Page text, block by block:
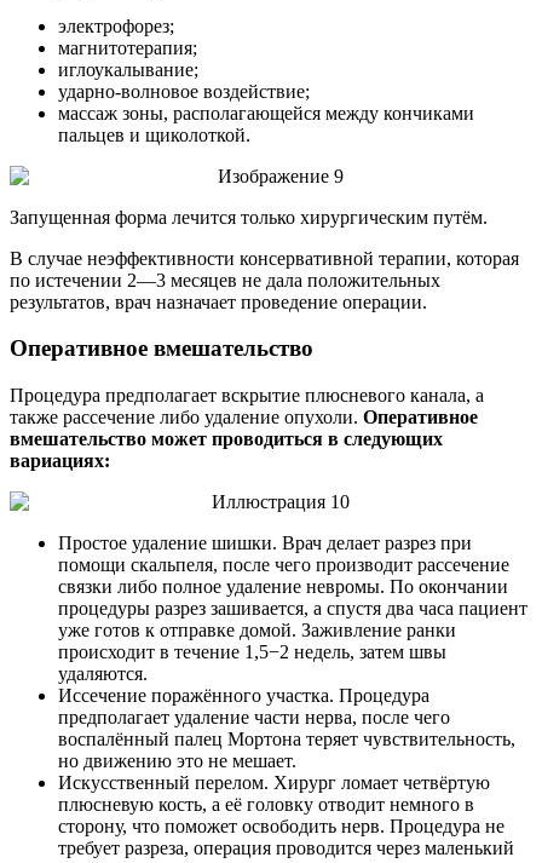
электрофорез;
магнитотерапия;
иглоукалывание;
ударно-волновое воздействие;
массаж зоны, располагающейся между кончиками
пальцев и щиколоткой.
Запущенная форма лечится только хирургическим путём.
В случае неэффективности консервативной терапии, которая
по истечении 2—3 месяцев не дала положительных
результатов, врач назначает проведение операции.
Оперативное вмешательство
Процедура предполагает вскрытие плюсневого канала, а
также рассечение либо удаление опухоли. Оперативное
вмешательство может проводиться в следующих
вариациях:
Простое удаление шишки. Врач делает разрез при
помощи скальпеля, после чего производит рассечение
связки либо полное удаление невромы. По окончании
процедуры разрез зашивается, а спустя два часа пациент
уже готов к отправке домой. Заживление ранки
происходит в течение 1,5−2 недель, затем швы
удаляются.
Иссечение поражённого участка. Процедура
предполагает удаление части нерва, после чего
воспалённый палец Мортона теряет чувствительность,
но движению это не мешает.
Искусственный перелом. Хирург ломает четвёртую
плюсневую кость, а её головку отводит немного в
сторону, что поможет освободить нерв. Процедура не
требует разреза, операция проводится через маленький